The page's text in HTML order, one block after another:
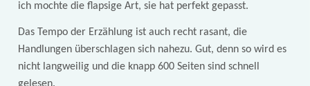
ich mochte die flapsige Art, sie hat perfekt gepasst.
Das Tempo der Erzählung ist auch recht rasant, die
Handlungen überschlagen sich nahezu. Gut, denn so wird es
nicht langweilig und die knapp 600 Seiten sind schnell